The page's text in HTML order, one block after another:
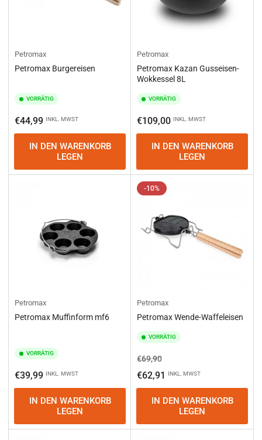
Petromax
Petromax Burgereisen
VORRÄTIG
Normaler
Preis
€44,99 INKL. MWST
IN DEN WARENKORB
LEGEN
Petromax
Petromax Kazan Gusseisen-
Wokkessel 8L
VORRÄTIG
Normaler
Preis
€109,00 INKL. MWST
IN DEN WARENKORB
LEGEN
Petromax
Petromax Muffinform mf6
VORRÄTIG
Normaler
Preis
€39,99 INKL. MWST
IN DEN WARENKORB
LEGEN
-10%
Petromax
Petromax Wende-Waffeleisen
VORRÄTIG
Normaler
Preis
€69,90Ausverkaufspreis
€62,91 INKL. MWST
IN DEN WARENKORB
LEGEN